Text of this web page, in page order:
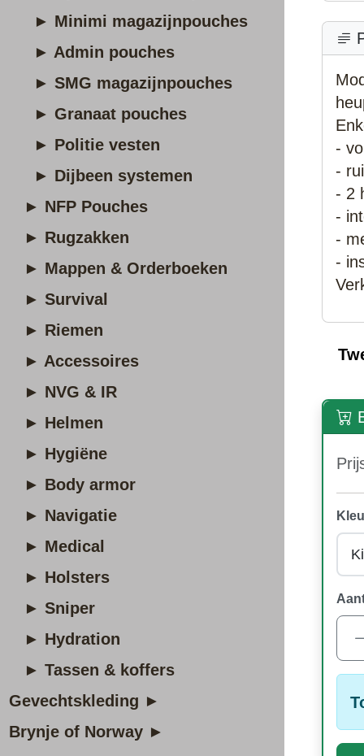
► Minimi magazijnpouches
► Admin pouches
► SMG magazijnpouches
► Granaat pouches
► Politie vesten
► Dijbeen systemen
► NFP Pouches
► Rugzakken
► Mappen & Orderboeken
► Survival
► Riemen
► Accessoires
► NVG & IR
► Helmen
► Hygiëne
► Body armor
► Navigatie
► Medical
► Holsters
► Sniper
► Hydration
► Tassen & koffers
Gevechtskleding ►
Brynje of Norway ►
-
-
- 2
-
-
-